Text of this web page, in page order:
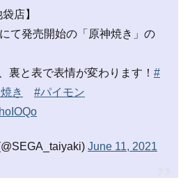
店】
て発売開始の「原神焼き」の
裏と表で表情が変わります！ #
き
#パイモン
June 11, 2021